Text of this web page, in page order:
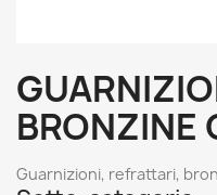
BRONZINE
Guarnizioni, refrattari,